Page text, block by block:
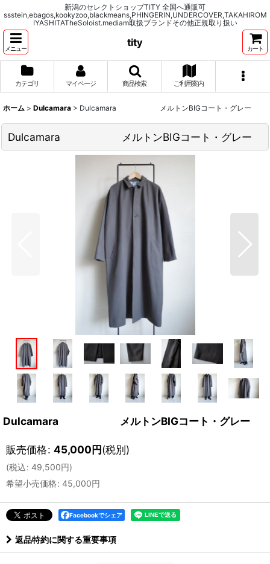
新潟のセレクトショップTITY 全国へ通販可
ssstein,ebagos,kookyzoo,blackmeans,PHINGERIN,UNDERCOVER,TAKAHIROM
IYASHITATheSoloist.mediam取扱ブランドその他正規取り扱い
メニュー
tity
カート
カテゴリ マイページ 商品検索 ご利用案内
ホーム > Dulcamara > Dulcamara メルトンBIGコート・グレー
Dulcamara メルトンBIGコート・グレー
Dulcamara メルトンBIGコート・グレー
販売価格: 45,000円(税別)
(税込: 49,500円)
希望小売価格: 45,000円
Facebookでシェア
返品特約に関する重要事項